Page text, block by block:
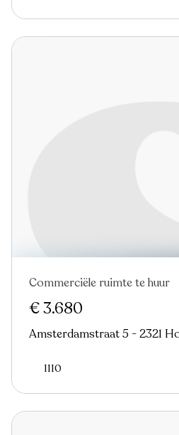
Commerciële ruimte te huur
€ 3.680
Amsterdamstraat 5 - 2321
1110